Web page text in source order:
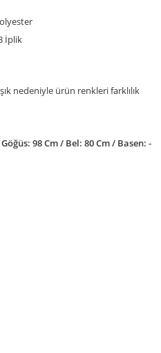
İplik
nedeniyle ürün renkleri farklılık
98 Cm / Bel: 80 Cm / Basen: -